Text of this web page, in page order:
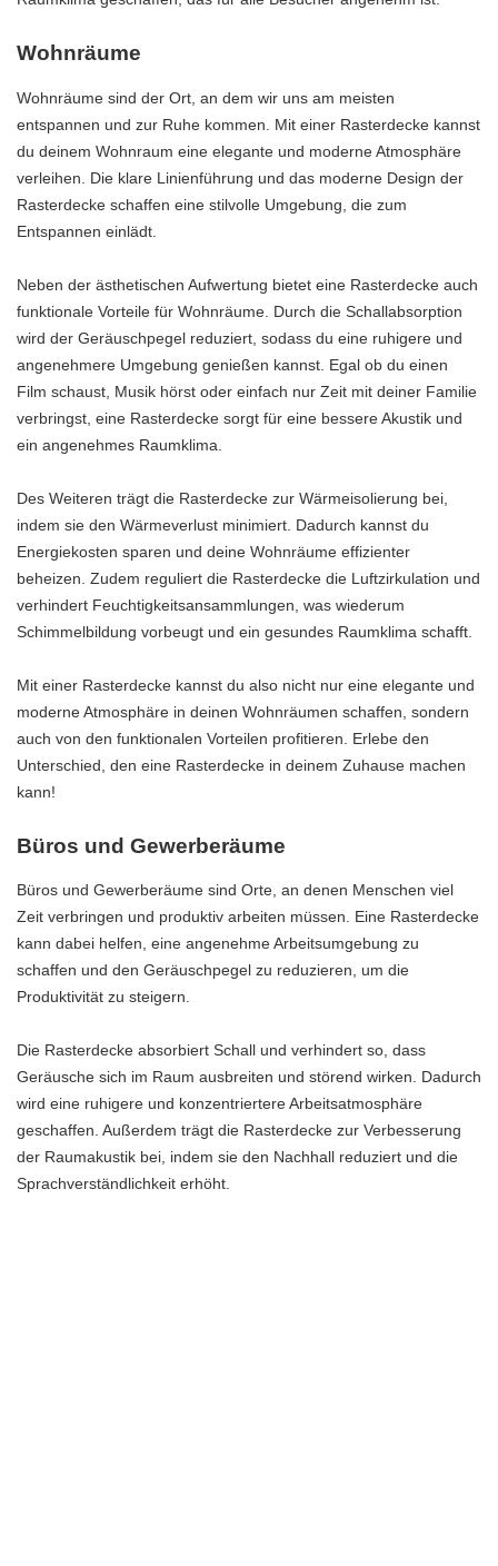
Wohnräume
Wohnräume sind der Ort, an dem wir uns am meisten
entspannen und zur Ruhe kommen. Mit einer Rasterdecke kannst
du deinem Wohnraum eine elegante und moderne Atmosphäre
verleihen. Die klare Linienführung und das moderne Design der
Rasterdecke schaffen eine stilvolle Umgebung, die zum
Entspannen einlädt.
Neben der ästhetischen Aufwertung bietet eine Rasterdecke auch
funktionale Vorteile für Wohnräume. Durch die Schallabsorption
wird der Geräuschpegel reduziert, sodass du eine ruhigere und
angenehmere Umgebung genießen kannst. Egal ob du einen
Film schaust, Musik hörst oder einfach nur Zeit mit deiner Familie
verbringst, eine Rasterdecke sorgt für eine bessere Akustik und
ein angenehmes Raumklima.
Des Weiteren trägt die Rasterdecke zur Wärmeisolierung bei,
indem sie den Wärmeverlust minimiert. Dadurch kannst du
Energiekosten sparen und deine Wohnräume effizienter
beheizen. Zudem reguliert die Rasterdecke die Luftzirkulation und
verhindert Feuchtigkeitsansammlungen, was wiederum
Schimmelbildung vorbeugt und ein gesundes Raumklima schafft.
Mit einer Rasterdecke kannst du also nicht nur eine elegante und
moderne Atmosphäre in deinen Wohnräumen schaffen, sondern
auch von den funktionalen Vorteilen profitieren. Erlebe den
Unterschied, den eine Rasterdecke in deinem Zuhause machen
kann!
Büros und Gewerberäume
Büros und Gewerberäume sind Orte, an denen Menschen viel
Zeit verbringen und produktiv arbeiten müssen. Eine Rasterdecke
kann dabei helfen, eine angenehme Arbeitsumgebung zu
schaffen und den Geräuschpegel zu reduzieren, um die
Produktivität zu steigern.
Die Rasterdecke absorbiert Schall und verhindert so, dass
Geräusche sich im Raum ausbreiten und störend wirken. Dadurch
wird eine ruhigere und konzentriertere Arbeitsatmosphäre
geschaffen. Außerdem trägt die Rasterdecke zur Verbesserung
der Raumakustik bei, indem sie den Nachhall reduziert und die
Sprachverständlichkeit erhöht.